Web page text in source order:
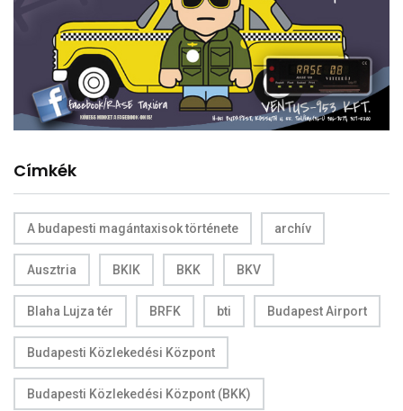
Címkék
A budapesti magántaxisok története archív
Ausztria BKIK BKK BKV
Blaha Lujza tér BRFK bti Budapest Airport
Budapesti Közlekedési Központ
Budapesti Közlekedési Központ (BKK)